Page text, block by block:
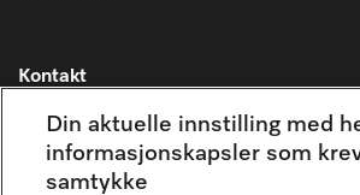
Kontakt
Kontaktoversikt
Miele Professional Service
67 17 34 40
Din aktuelle innstilling med
informasjonskapsler som
samtykke